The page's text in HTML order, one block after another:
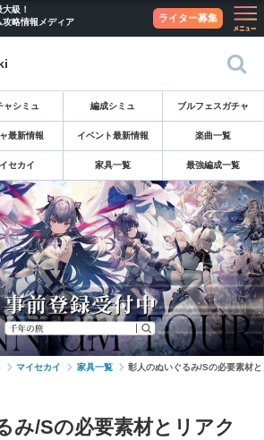
大級！
攻略情報メディア
ライター募集
ャシミュ 編成シミュ ブルフェスガチャ
最新情報 イベント最新情報 楽曲一覧
セカイ 家具一覧 最強編成一覧
マイセカイ 家具一覧 彰人のぬいぐるみ/Sの必要素材
み/Sの必要素材とリアク